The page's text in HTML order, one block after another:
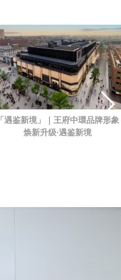
「遇鉴新境」｜王府中環品牌形象
焕新升级·遇鉴新境